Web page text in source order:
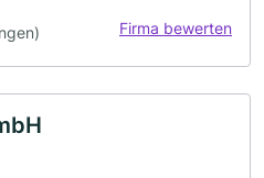
Firma bewerten